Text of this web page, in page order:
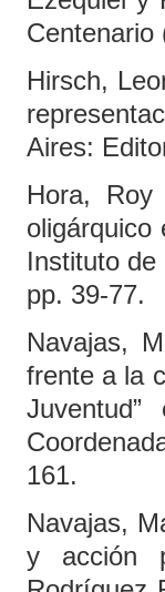
Centenario
Hirsch,
Aires:
Hora,
oligárquico
Instituto
pp. 39-77.
Navajas,
frente a la
161.
Navajas,
y acción